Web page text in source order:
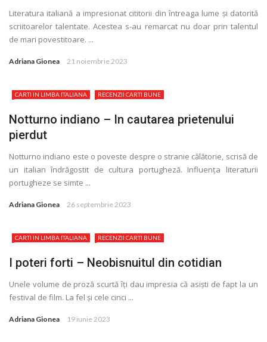
Literatura italiană a impresionat cititorii din întreaga lume și datorită
scriitoarelor talentate. Acestea s-au remarcat nu doar prin talentul
de mari povestitoare. ...
Adriana Gionea 21 noiembrie 2023
CARTI IN LIMBA ITALIANA RECENZII CARTI BUNE
Notturno indiano – In cautarea prietenului
pierdut
Notturno indiano este o poveste despre o stranie călătorie, scrisă de
un italian îndrăgostit de cultura portugheză. Influenţa literaturii
portugheze se simte ...
Adriana Gionea 26 septembrie 2023
CARTI IN LIMBA ITALIANA RECENZII CARTI BUNE
I poteri forti – Neobisnuitul din cotidian
Unele volume de proză scurtă îţi dau impresia că asiști de fapt la un
festival de film. La fel și cele cinci ...
Adriana Gionea 19 iunie 2023